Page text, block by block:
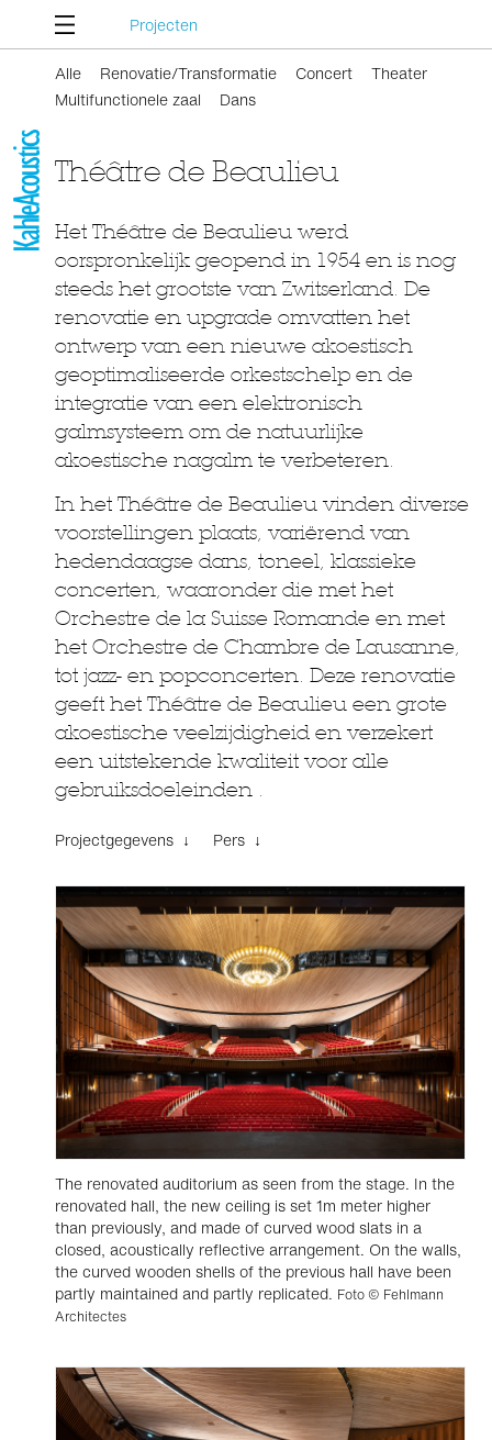
Projecten
Alle Renovatie/Transformatie Concert
Theater
Multifunctionele zaal
Dans
Théâtre de Beaulieu
Het Théâtre de Beaulieu werd
oorspronkelijk geopend in 1954 en is nog
steeds het grootste van Zwitserland. De
renovatie en upgrade omvatten het
ontwerp van een nieuwe akoestisch
geoptimaliseerde orkestschelp en de
integratie van een elektronisch
galmsysteem om de natuurlijke
akoestische nagalm te verbeteren.
In het Théâtre de Beaulieu vinden diverse
voorstellingen plaats, variërend van
hedendaagse dans, toneel, klassieke
concerten, waaronder die met het
Orchestre de la Suisse Romande en met
het Orchestre de Chambre de Lausanne,
tot jazz- en popconcerten. Deze renovatie
geeft het Théâtre de Beaulieu een grote
akoestische veelzijdigheid en verzekert
een uitstekende kwaliteit voor alle
gebruiksdoeleinden .
Projectgegevens ↓ Pers ↓
The renovated auditorium as seen from the stage. In the
renovated hall, the new ceiling is set 1m meter higher
than previously, and made of curved wood slats in a
closed, acoustically reflective arrangement. On the walls,
the curved wooden shells of the previous hall have been
partly maintained and partly replicated. Foto © Fehlmann
Architectes